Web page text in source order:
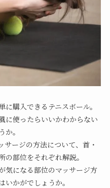
購入できるテニスボール。
に使ったらいいかわからない
。
サージの方法について、首・
部位をそれぞれ解説。
気になる部位のマッサージ方
かがでしょうか。